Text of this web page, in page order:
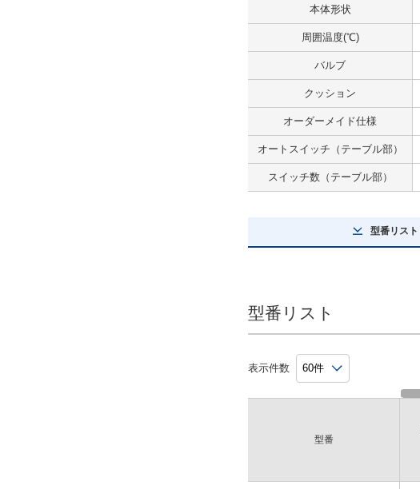
本体形状
周囲温度(℃)
バルブ
クッション
オーダーメイド仕様
オートスイッチ（テーブル部）
スイッチ数（テーブル部）
型番リスト
型番リスト
表示件数
型番